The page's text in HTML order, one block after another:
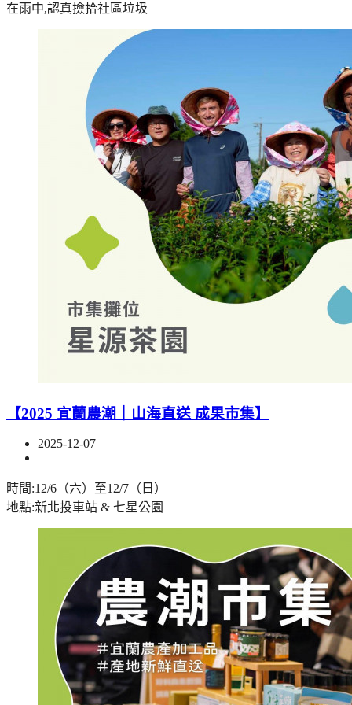
在雨中,認真撿拾社區垃圾
【2025 宜蘭農潮｜山海直送 成果市集】
2025-12-07
時間:12/6（六）至12/7（日）
地點:新北投車站 & 七星公園